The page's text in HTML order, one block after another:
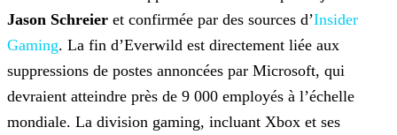
Jason Schreier et confirmée par des sources d’Insider
Gaming. La fin d’Everwild est directement liée aux
suppressions de postes annoncées par Microsoft, qui
devraient atteindre près de 9 000 employés à l’échelle
mondiale. La division gaming, incluant Xbox et ses